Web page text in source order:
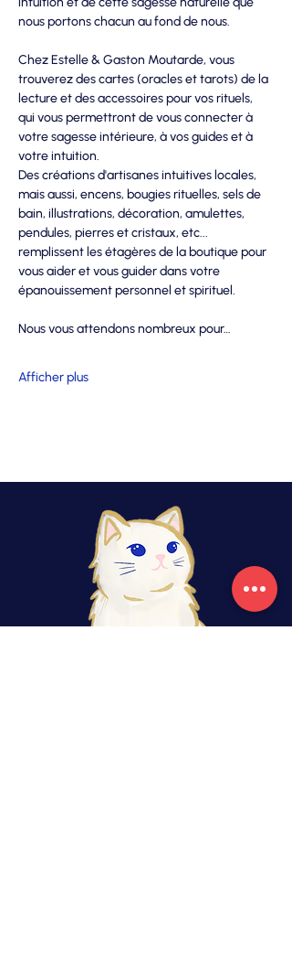
nous portons chacun au fond de nous.
Chez Estelle & Gaston Moutarde, vous
trouverez des cartes (oracles et tarots) de la
lecture et des accessoires pour vos rituels,
qui vous permettront de vous connecter à
votre sagesse intérieure, à vos guides et à
votre intuition.
Des créations d'artisanes intuitives locales,
mais aussi, encens, bougies rituelles, sels de
bain, illustrations, décoration, amulettes,
pendules, pierres et cristaux, etc...
remplissent les étagères de la boutique pour
vous aider et vous guider dans votre
épanouissement personnel et spirituel.
Nous vous attendons nombreux pour…
Afficher plus